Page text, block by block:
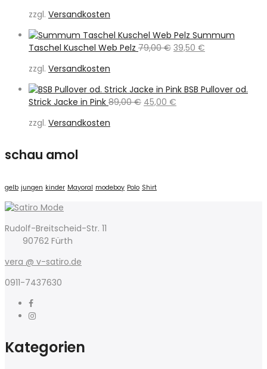
war:
189,95 € 89,00 €.
zzgl. Versandkosten
Summum
Taschel Kuschel Web Pelz 79,00€ Ursprünglicher
79,00 €
39,50 €
39,50 €.
zzgl. Versandkosten
BSB Pullover od.
Strick Jacke in Pink 89,00€ Ursprünglicher
45,00 €
zzgl. Versandkosten
schau amol
gelb jungen kinder Mayoral modeboy Polo Shirt
Rudolf-Breitscheid-Str. 11
90762 Fürth
vera @ v-satiro.de
0911-7437630
Kategorien